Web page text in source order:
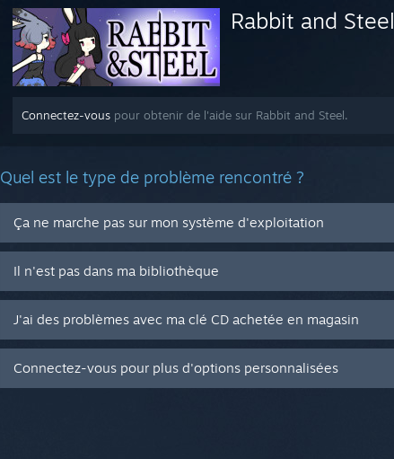
Rabbit and Steel
Connectez-vous pour obtenir de l'aide sur Rabbit and Steel.
Quel est le type de problème rencontré ?
Ça ne marche pas sur mon système d'exploitation
Il n'est pas dans ma bibliothèque
J'ai des problèmes avec ma clé CD achetée en magasin
Connectez-vous pour plus d'options personnalisées